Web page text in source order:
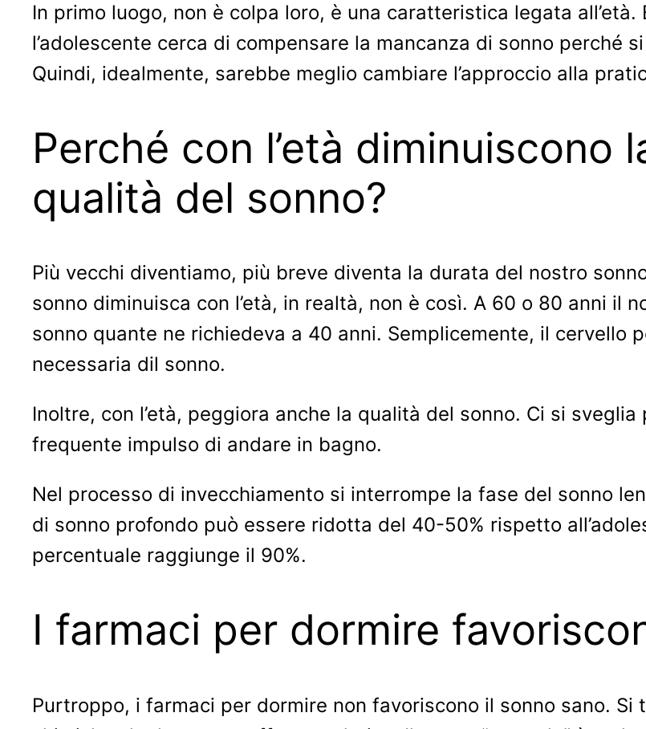
In primo luogo, non è colpa loro, è una caratteristica legata
l’adolescente cerca di compensare la mancanza di sonno perché
Quindi, idealmente, sarebbe meglio cambiare l’approccio alla
Perché con l’età diminuiscono
qualità del sonno?
Più vecchi diventiamo, più breve diventa la durata del nostro
sonno diminuisca con l’età, in realtà, non è così. A 60 o 80 anni il
sonno quante ne richiedeva a 40 anni. Semplicemente, il cervello
necessaria dil sonno.
Inoltre, con l’età, peggiora anche la qualità del sonno. Ci si
frequente impulso di andare in bagno.
Nel processo di invecchiamento si interrompe la fase del sonno
di sonno profondo può essere ridotta del 40-50% rispetto
percentuale raggiunge il 90%.
I farmaci per dormire
Purtroppo, i farmaci per dormire non favoriscono il sonno sano.